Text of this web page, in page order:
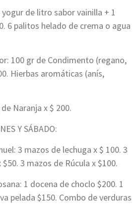
de litro sabor vainilla + 1
6 palitos helado de crema o agua
100 gr de Condimento (regano,
Hierbas aromáticas (anís,
Naranja x $ 200.
Y SÁBADO:
3 mazos de lechuga x $ 100. 3
3 mazos de Rúcula x $100.
1 docena de choclo $200. 1
pelada $150. Combo de verduras